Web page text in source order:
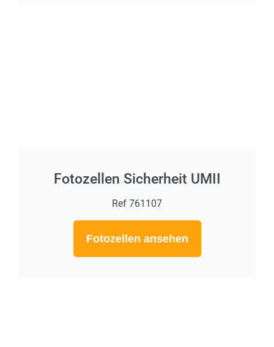
Fotozellen Sicherheit UMII
Ref 761107
Fotozellen ansehen